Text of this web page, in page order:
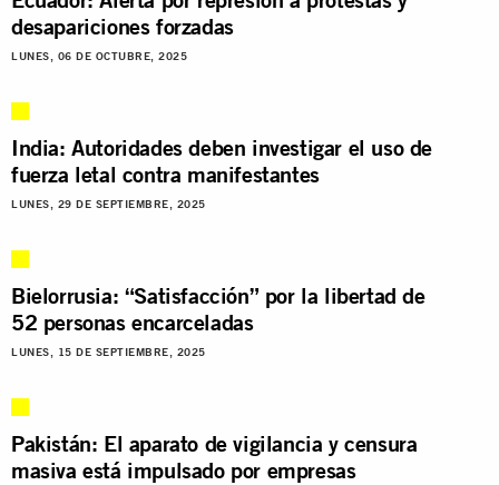
desapariciones forzadas
LUNES, 06 DE OCTUBRE, 2025
India: Autoridades deben investigar el uso de
fuerza letal contra manifestantes
LUNES, 29 DE SEPTIEMBRE, 2025
Bielorrusia: “Satisfacción” por la libertad de
52 personas encarceladas
LUNES, 15 DE SEPTIEMBRE, 2025
Pakistán: El aparato de vigilancia y censura
masiva está impulsado por empresas